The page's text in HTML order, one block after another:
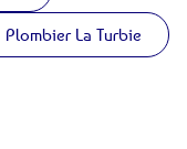
Plombier La Turbie